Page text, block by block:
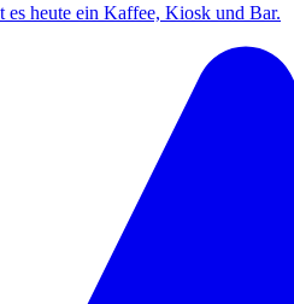
es heute ein Kaffee, Kiosk und Bar.